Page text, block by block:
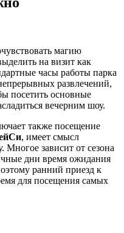
магию
на визит как
часы работы парка
развлечений,
посетить основные
вечерним шоу.
также посещение
, имеет смысл
Многое зависит от сезона
дни время ожидания
ранний приезд к
для посещения самых